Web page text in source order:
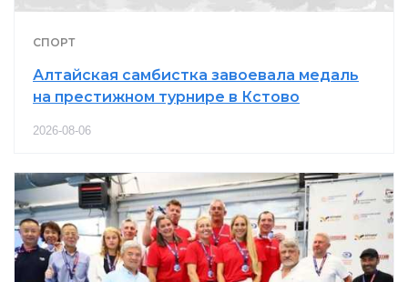
СПОРТ
Алтайская самбистка завоевала медаль
на престижном турнире в Кстово
2026-08-06